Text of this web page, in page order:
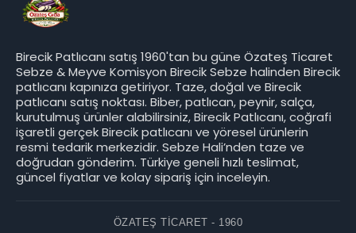
Birecik Patlıcanı satış 1960'tan bu güne Özateş Ticaret
Sebze & Meyve Komisyon Birecik Sebze halinden Birecik
patlıcanı kapınıza getiriyor. Taze, doğal ve Birecik
patlıcanı satış noktası. Biber, patlıcan, peynir, salça,
kurutulmuş ürünler alabilirsiniz, Birecik Patlıcanı, coğrafi
işaretli gerçek Birecik patlıcanı ve yöresel ürünlerin
resmi tedarik merkezidir. Sebze Hali’nden taze ve
doğrudan gönderim. Türkiye geneli hızlı teslimat,
güncel fiyatlar ve kolay sipariş için inceleyin.
ÖZATEŞ TICARET - 1960